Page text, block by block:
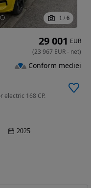
1 / 6
electric 168 CP.
2025
29 001 EUR
(23 967 EUR- net)
Conform mediei